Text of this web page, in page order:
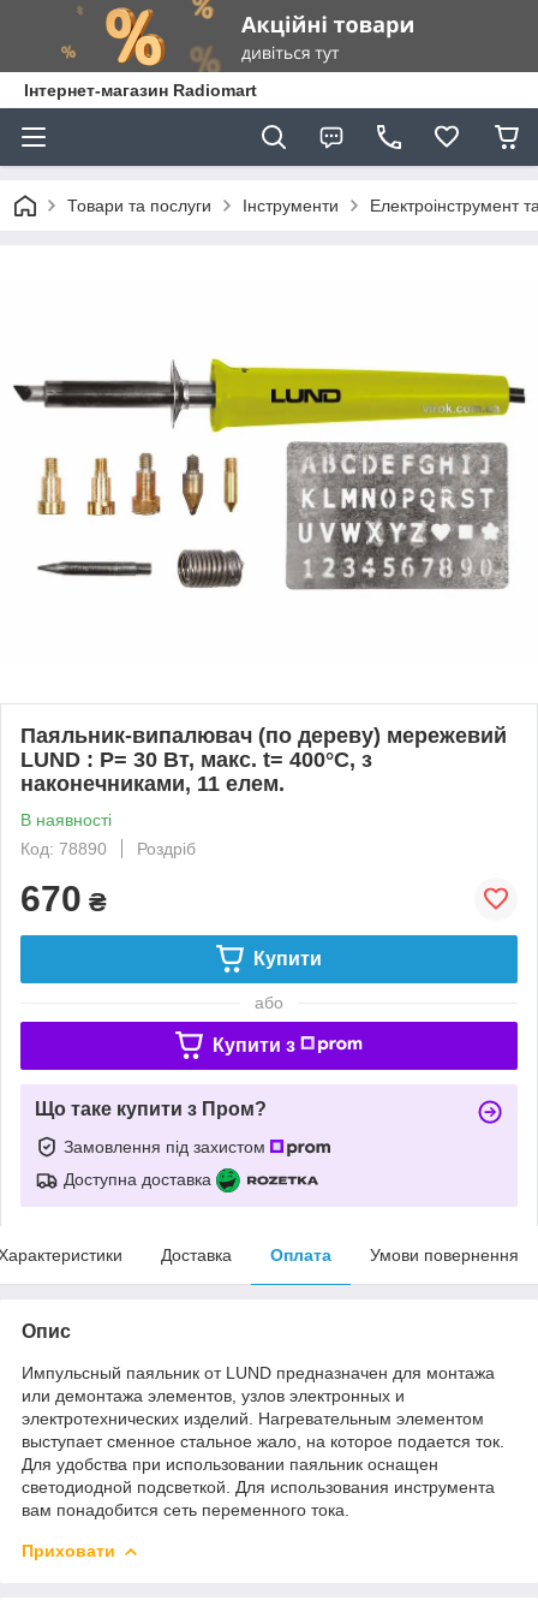
Інтернет-магазин Radiomart
Товари та послуги Інструменти Електроінструмент
Паяльник-випалювач (по дереву) мережевий
LUND : P= 30 Вт, макс. t= 400°C, з
наконечниками, 11 елем.
В наявності
Код: 78890
Роздріб
670 ₴
Купити
або
Купити з
Що таке купити з Пром?
Замовлення під захистом
Доступна доставка
Доставка Оплата Умови повернення
Опис
Импульсный паяльник от LUND предназначен для монтажа
или демонтажа элементов, узлов электронных и
электротехнических изделий. Нагревательным элементом
выступает сменное стальное жало, на которое подается ток.
Для удобства при использовании паяльник оснащен
светодиодной подсветкой. Для использования инструмента
вам понадобится сеть переменного тока.
Приховати